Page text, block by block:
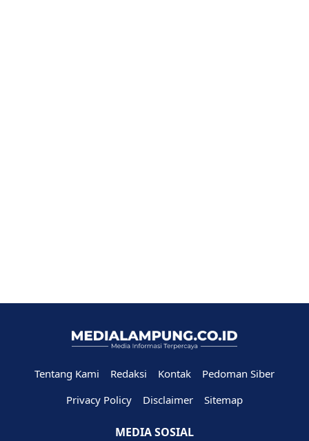
Tentang Kami Redaksi Kontak
Pedoman Siber
Privacy Policy
Disclaimer Sitemap
MEDIA SOSIAL